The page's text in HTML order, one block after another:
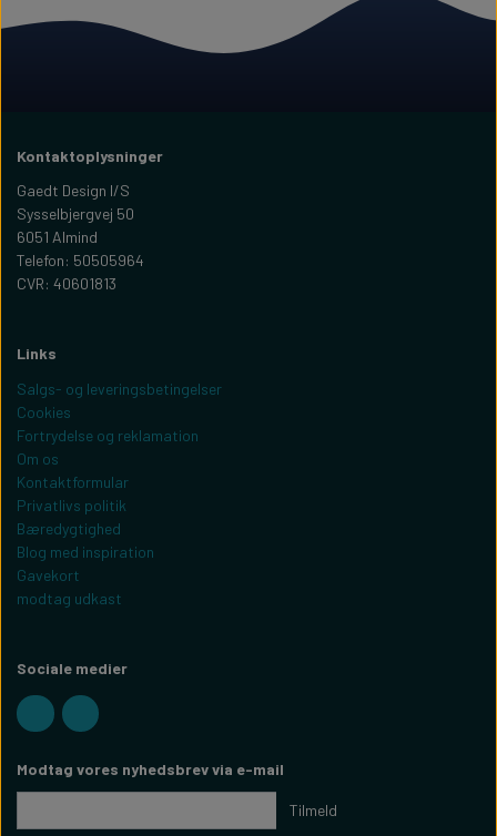
Kontaktoplysninger
Gaedt Design I/S
Sysselbjergvej 50
6051 Almind
Telefon: 50505964
CVR: 40601813
Links
Salgs- og leveringsbetingelser
Cookies
Fortrydelse og reklamation
Om os
Kontaktformular
Privatlivs politik
Bæredygtighed
Blog med inspiration
Gavekort
modtag udkast
Sociale medier
Modtag vores nyhedsbrev via e-mail
Tilmeld